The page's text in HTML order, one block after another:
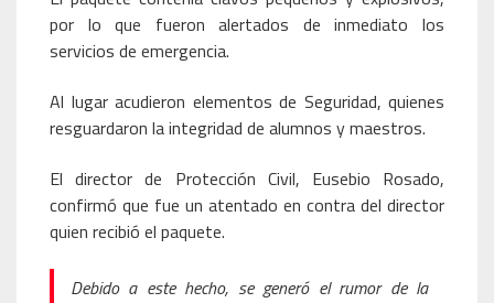
por lo que fueron alertados de inmediato los
servicios de emergencia.
Al lugar acudieron elementos de Seguridad, quienes
resguardaron la integridad de alumnos y maestros.
El director de Protección Civil, Eusebio Rosado,
confirmó que fue un atentado en contra del director
quien recibió el paquete.
Debido a este hecho, se generó el rumor de la